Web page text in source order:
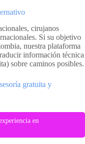
cirujanos
Si su objetivo
nuestra plataforma
información técnica
sobre caminos posibles.
gratuita y
en